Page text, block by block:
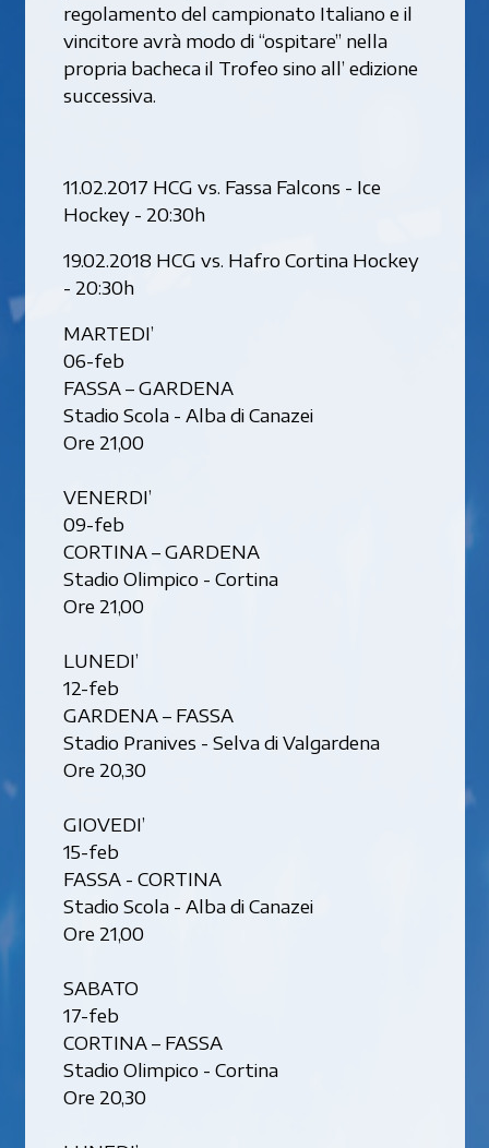
regolamento del campionato Italiano e il
vincitore avrà modo di “ospitare” nella
propria bacheca il Trofeo sino all’ edizione
successiva.
11.02.2017 HCG vs. Fassa Falcons - Ice
Hockey - 20:30h
19.02.2018 HCG vs. Hafro Cortina Hockey
- 20:30h
MARTEDI’
06-feb
FASSA – GARDENA
Stadio Scola - Alba di Canazei
Ore 21,00
VENERDI’
09-feb
CORTINA – GARDENA
Stadio Olimpico - Cortina
Ore 21,00
LUNEDI’
12-feb
GARDENA – FASSA
Stadio Pranives - Selva di Valgardena
Ore 20,30
GIOVEDI’
15-feb
FASSA - CORTINA
Stadio Scola - Alba di Canazei
Ore 21,00
SABATO
17-feb
CORTINA – FASSA
Stadio Olimpico - Cortina
Ore 20,30